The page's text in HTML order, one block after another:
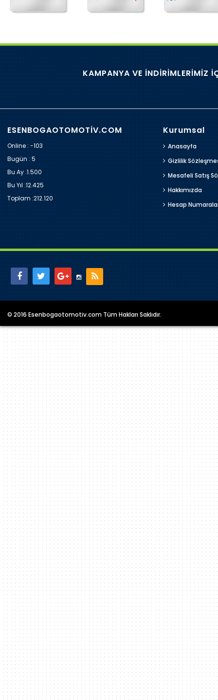
KAMPANYA VE İNDİRİMLERİMİZ
ESENBOGAOTOMOTİV.COM
Online : -103
Bugün :5
Bu Ay :1.500
Bu Yıl :12.425
Toplam :212.120
Kurumsal
Anasayfa
Gizlilik
Mesafeli Satış
Hakkımızda
Hesap
© 2016 Esenbogaotomotiv.com Tüm Hakları Saklıdır.